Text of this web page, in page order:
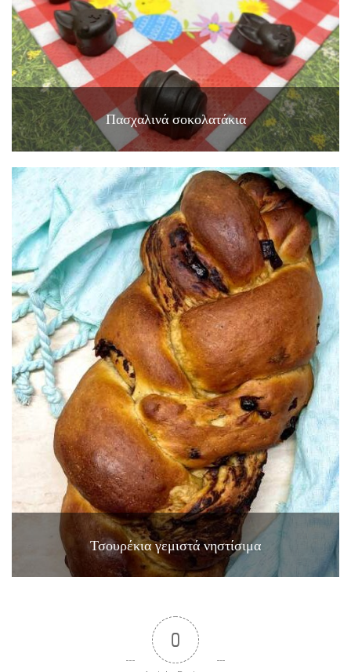
Πασχαλινά σοκολατάκια
Τσουρέκια γεμιστά νηστίσιμα
0